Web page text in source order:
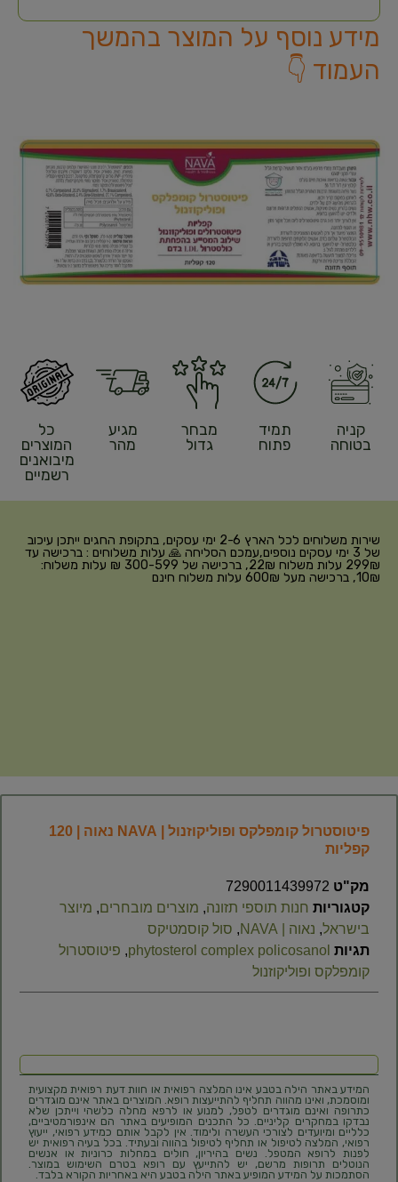
מידע נוסף על המוצר בהמשך
העמוד 👇
קניה
בטוחה
תמיד
פתוח
מבחר
גדול
מגיע
מהר
כל
המוצרים
מיבואנים
רשמיים
שירות משלוחים לכל הארץ 2-6 ימי עסקים, בתקופת החגים ייתכן עיכוב
של 3 ימי עסקים נוספים,עמכם הסליחה 🙏 עלות משלוחים : ברכישה עד
299₪ עלות משלוח 22₪, ברכישה של 300-599 ₪ עלות משלוח:
10₪, ברכישה מעל 600₪ עלות משלוח חינם
פיטוסטרול קומפלקס ופוליקוזנול | NAVA נאוה | 120
קפליות
מק"ט 7290011439972
קטגוריות חנות תוספי תזונה, מוצרים מובחרים, מיוצר
בישראל, נאוה | NAVA , סול קוסמטיקס
תגיות phytosterol complex policosanol
, פיטוסטרול
קומפלקס ופוליקוזנול
המידע באתר הילה בטבע אינו המלצה רפואית או חוות דעת רפואית מקצועית
ומוסמכת, ואינו מהווה תחליף להתייעצות רופא. המוצרים באתר אינם מוגדרים
כתרופה ואינם מוגדרים לטפל, למנוע או לרפא מחלה כלשהי וייתכן שלא
נבדקו במחקרים קליניים. כל התכנים המופיעים באתר הם אינפורמטיביים,
כלליים ומיועדים לצורכי העשרה ולימוד. אין לקבל אותם כמידע רפואי, ייעוץ
רפואי, המלצה לטיפול או תחליף לטיפול בהווה ובעתיד. בכל בעיה רפואית יש
לפנות לרופא המטפל. נשים בהיריון, חולים במחלות כרוניות או אנשים
הנוטלים תרופות מרשם, יש להתייעץ עם רופא בטרם השימוש במוצר.
הסתמכות על המידע המופיע באתר הילה בטבע היא באחריות הקורא בלבד.